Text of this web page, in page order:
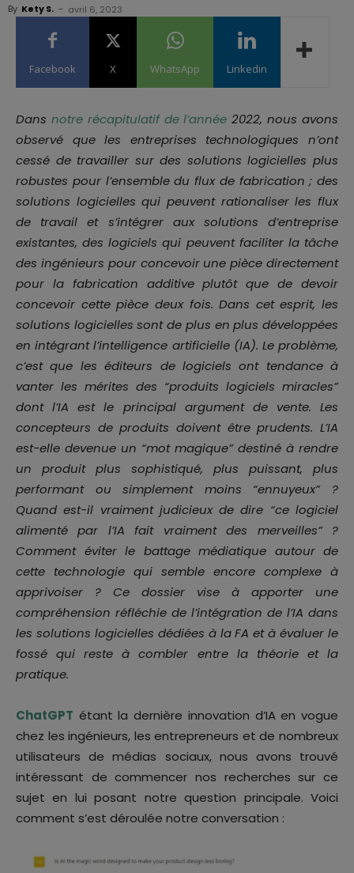
By Kety S. - avril 6, 2023
Facebook X WhatsApp Linkedin
Dans notre récapitulatif de l’année 2022, nous avons
observé que les entreprises technologiques n’ont
cessé de travailler sur des solutions logicielles plus
robustes pour l’ensemble du flux de fabrication ; des
solutions logicielles qui peuvent rationaliser les flux
de travail et s’intégrer aux solutions d’entreprise
existantes, des logiciels qui peuvent faciliter la tâche
des ingénieurs pour concevoir une pièce directement
pour la fabrication additive plutôt que de devoir
concevoir cette pièce deux fois. Dans cet esprit, les
solutions logicielles sont de plus en plus développées
en intégrant l’intelligence artificielle (IA). Le problème,
c’est que les éditeurs de logiciels ont tendance à
vanter les mérites des “produits logiciels miracles”
dont l’IA est le principal argument de vente. Les
concepteurs de produits doivent être prudents. L’IA
est-elle devenue un “mot magique” destiné à rendre
un produit plus sophistiqué, plus puissant, plus
performant ou simplement moins “ennuyeux” ?
Quand est-il vraiment judicieux de dire “ce logiciel
alimenté par l’IA fait vraiment des merveilles” ?
Comment éviter le battage médiatique autour de
cette technologie qui semble encore complexe à
apprivoiser ? Ce dossier vise à apporter une
compréhension réfléchie de l’intégration de l’IA dans
les solutions logicielles dédiées à la FA et à évaluer le
fossé qui reste à combler entre la théorie et la
pratique.
ChatGPT étant la dernière innovation d’IA en vogue
chez les ingénieurs, les entrepreneurs et de nombreux
utilisateurs de médias sociaux, nous avons trouvé
intéressant de commencer nos recherches sur ce
sujet en lui posant notre question principale. Voici
comment s’est déroulée notre conversation :